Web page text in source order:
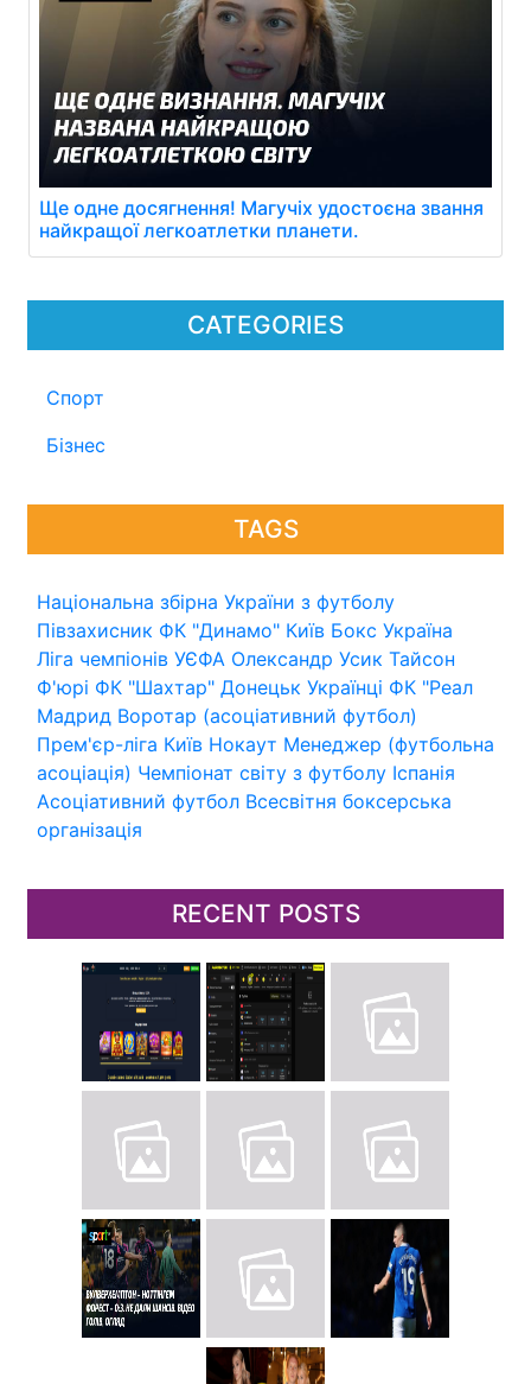
CATEGORIES
Спорт
Бізнес
TAGS
Національна збірна України з футболу
Півзахисник ФК "Динамо" Київ Бокс Україна
Ліга чемпіонів УЄФА Олександр Усик Тайсон
Ф'юрі ФК "Шахтар" Донецьк Українці ФК "Реал
Мадрид Воротар (асоціативний футбол)
Прем'єр-ліга Київ Нокаут Менеджер (футбольна
асоціація) Чемпіонат світу з футболу Іспанія
Асоціативний футбол Всесвітня боксерська
організація
RECENT POSTS
Ще одне досягнення! Магучіх удостоєна звання
найкращої легкоатлетки планети.